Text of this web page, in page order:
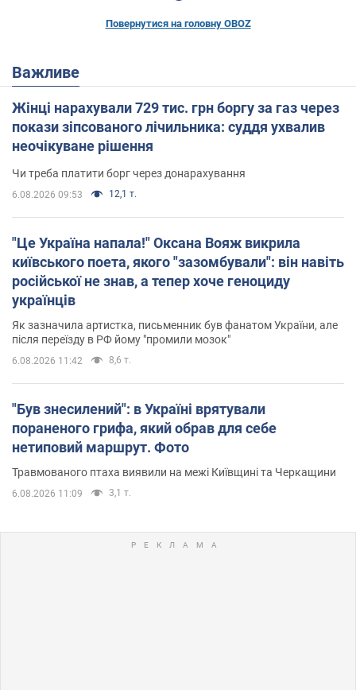
Повернутися на головну OBOZ
Важливе
Жінці нарахували 729 тис. грн боргу за газ через
покази зіпсованого лічильника: суддя ухвалив
неочікуване рішення
Чи треба платити борг через донарахування
6.08.2026 09:53 12,1 т.
"Це Україна напала!" Оксана Вояж викрила
київського поета, якого "зазомбували": він навіть
російської не знав, а тепер хоче геноциду
українців
Як зазначила артистка, письменник був фанатом України, але
після переїзду в РФ йому "промили мозок"
6.08.2026 11:42 8,6 т.
"Був знесилений": в Україні врятували
пораненого грифа, який обрав для себе
нетиповий маршрут. Фото
Травмованого птаха виявили на межі Київщині та Черкащини
6.08.2026 11:09 3,1 т.